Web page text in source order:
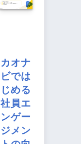
カオナ
ビでは
じめる
社員エ
ンゲー
ジメン